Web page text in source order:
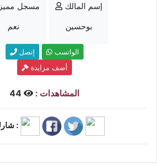
مسجل مميز
نعم
إسم المالك
بوحسين
إتصل
الواتسب
أضف مزايدة
المشاهدات :
شارك :